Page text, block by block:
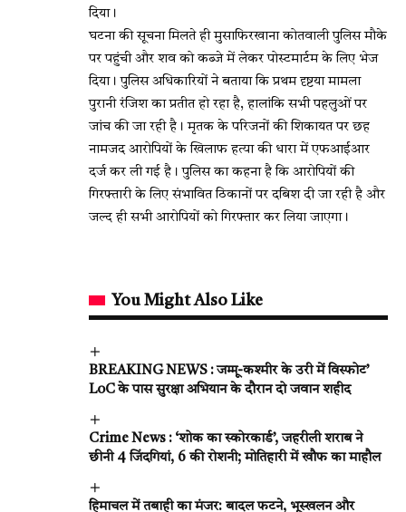
दिया।
घटना की सूचना मिलते ही मुसाफिरखाना कोतवाली पुलिस मौके
पर पहुंची और शव को कब्जे में लेकर पोस्टमार्टम के लिए भेज
दिया। पुलिस अधिकारियों ने बताया कि प्रथम दृष्टया मामला
पुरानी रंजिश का प्रतीत हो रहा है, हालांकि सभी पहलुओं पर
जांच की जा रही है। मृतक के परिजनों की शिकायत पर छह
नामजद आरोपियों के खिलाफ हत्या की धारा में एफआईआर
दर्ज कर ली गई है। पुलिस का कहना है कि आरोपियों की
गिरफ्तारी के लिए संभावित ठिकानों पर दबिश दी जा रही है और
जल्द ही सभी आरोपियों को गिरफ्तार कर लिया जाएगा।
You Might Also Like
BREAKING NEWS : जम्मू-कश्मीर के उरी में विस्फोट’
LoC के पास सुरक्षा अभियान के दौरान दो जवान शहीद
Crime News : ‘शोक का स्कोरकार्ड’, जहरीली शराब ने
छीनी 4 जिंदगियां, 6 की रोशनी; मोतिहारी में खौफ का माहौल
हिमाचल में तबाही का मंजर: बादल फटने, भूस्खलन और